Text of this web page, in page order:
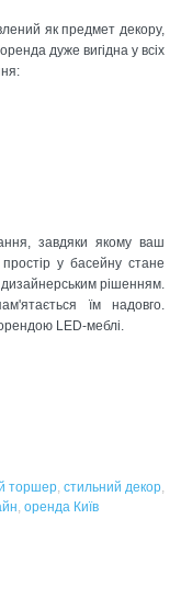
як предмет декору,
дуже вигідна у всіх
завдяки якому ваш
у басейну стане
рішенням.
їм надовго.
LED-меблі.
торшер, стильний декор,
, оренда Київ